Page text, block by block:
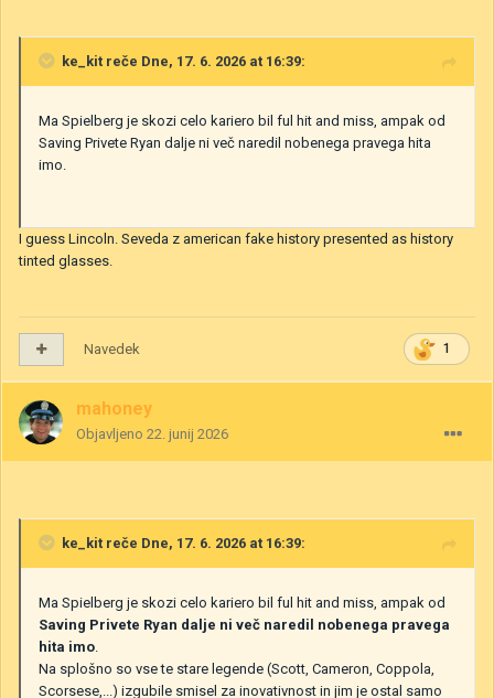
ke_kit reče Dne, 17. 6. 2026 at 16:39:
Ma Spielberg je skozi celo kariero bil ful hit and miss, ampak od
Saving Privete Ryan dalje ni več naredil nobenega pravega hita
imo.
I guess Lincoln. Seveda z american fake history presented as history
tinted glasses.
1
Navedek
mahoney
Objavljeno 22. junij 2026
ke_kit reče Dne, 17. 6. 2026 at 16:39:
Ma Spielberg je skozi celo kariero bil ful hit and miss, ampak od
Saving Privete Ryan dalje ni več naredil nobenega pravega
hita imo.
Na splošno so vse te stare legende (Scott, Cameron, Coppola,
Scorsese,...) izgubile smisel za inovativnost in jim je ostal samo